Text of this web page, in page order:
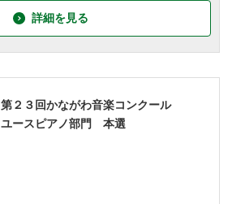
詳細を見る
第２３回かながわ音楽コンクール
ユースピアノ部門 本選